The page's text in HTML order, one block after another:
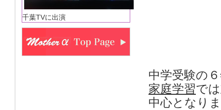
中学受験の
家庭学習で
中心となり
千葉TVに出演